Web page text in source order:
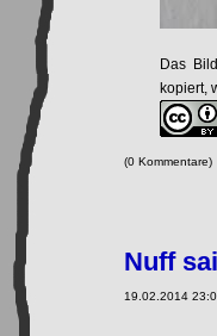
Das
kopiert,
(0
Nuff
19.02.2014